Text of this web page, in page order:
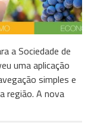
a Sociedade de
uma aplicação
simples e
região. A nova